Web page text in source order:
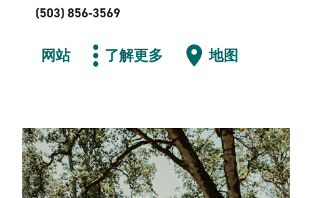
(503) 856-3569
网站 了解更多 地图